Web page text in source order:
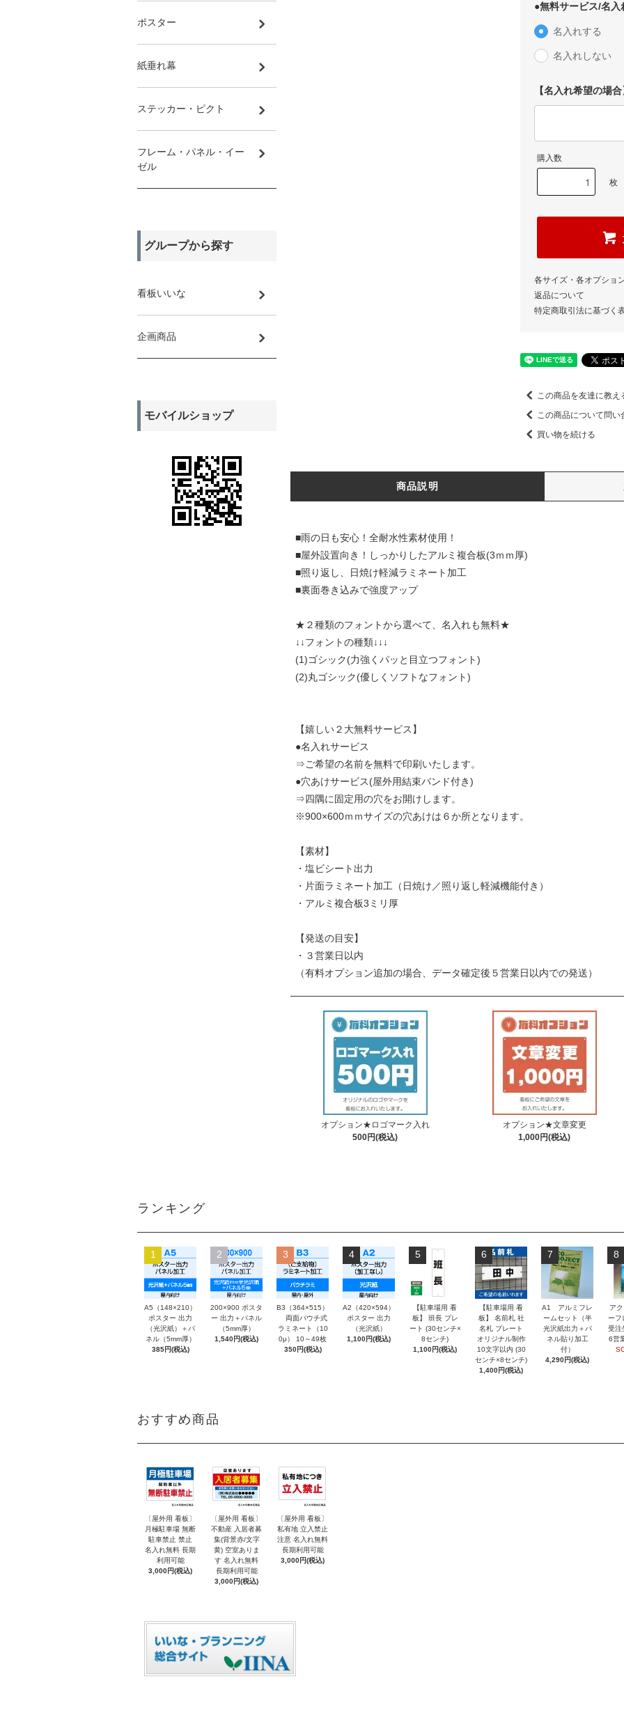
●無料サービス/名入
名入れする
名入れしない
【名入れ希望の場
購入数
枚
各サイズ・各オプショ
返品について
特定商取引法に基づく
この商品を友達に教え
この商品について問い
買い物を続ける
商品説明
■雨の日も安心！全耐水性素材使用！
■屋外設置向き！しっかりしたアルミ複合板(3ｍｍ厚)
■照り返し、日焼け軽減ラミネート加工
■裏面巻き込みで強度アップ
★２種類のフォントから選べて、名入れも無料★
↓↓フォントの種類↓↓↓
(1)ゴシック(力強くパッと目立つフォント)
(2)丸ゴシック(優しくソフトなフォント)
【嬉しい２大無料サービス】
●名入れサービス
⇒ご希望の名前を無料で印刷いたします。
●穴あけサービス(屋外用結束バンド付き)
⇒四隅に固定用の穴をお開けします。
※900×600ｍｍサイズの穴あけは６か所となります。
【素材】
・塩ビシート出力
・片面ラミネート加工（日焼け／照り返し軽減機能付き）
・アルミ複合板3ミリ厚
【発送の目安】
・３営業日以内
（有料オプション追加の場合、データ確定後５営業日以内での発送）
オプション★ロゴマーク入れ
500円(税込)
オプション★文章変更
1,000円(税込)
ポスター
紙垂れ幕
ステッカー・ピクト
フレーム・パネル・イー
ゼル
グループから探す
看板いいな
企画商品
モバイルショップ
ランキング
1
A5（148×210）
ポスター 出力
（光沢紙）＋パ
ネル（5mm厚）
385円(税込)
2
200×900 ポスタ
ー 出力＋パネル
（5mm厚）
1,540円(税込)
3
B3（364×515）
両面パウチ式
ラミネート（10
0μ） 10～49枚
350円(税込)
4
A2（420×594）
ポスター 出力
（光沢紙）
1,100円(税込)
5
【駐車場用 看
板】 班長 プレ
ート (30センチ×
8センチ)
1,100円(税込)
6
【駐車場用 看
板】 名前札 社
名札 プレート
オリジナル制作
10文字以内 (30
センチ×8センチ)
1,400円(税込)
7
A1 アルミフレ
ームセット（半
光沢紙出力＋パ
ネル貼り加工
付）
4,290円(税込)
8
ア
ー
受注
6営
おすすめ商品
〔屋外用 看板〕
月極駐車場 無断
駐車禁止 禁止
名入れ無料 長期
利用可能
3,000円(税込)
〔屋外用 看板〕
不動産 入居者募
集(背景赤/文字
黄) 空室ありま
す 名入れ無料
長期利用可能
3,000円(税込)
〔屋外用 看板〕
私有地 立入禁止
注意 名入れ無料
長期利用可能
3,000円(税込)